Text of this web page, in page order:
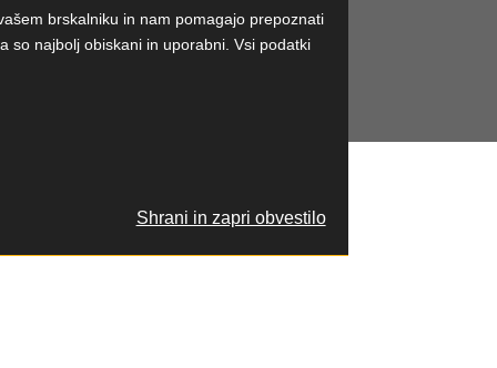
brskalniku in nam pomagajo prepoznati
so najbolj obiskani in uporabni. Vsi podatki
Shrani in zapri obvestilo